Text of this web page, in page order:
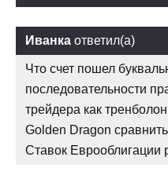
Иванка ответил(а)
Что счет пошел
последовательности
трейдера как
Golden Dragon
Ставок Еврооблигации